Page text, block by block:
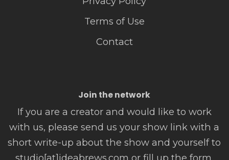
Terms of Use
Contact
Join the network
If you are a creator and would like to work
with us, please send us your show link with a
short write-up about the show and yourself to